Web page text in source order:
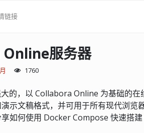
链接
服务器
1760
的，以 Collabora Online 为基础的在
示文稿格式，并可用于所有现代浏
如何使用 Docker Compose 快速搭